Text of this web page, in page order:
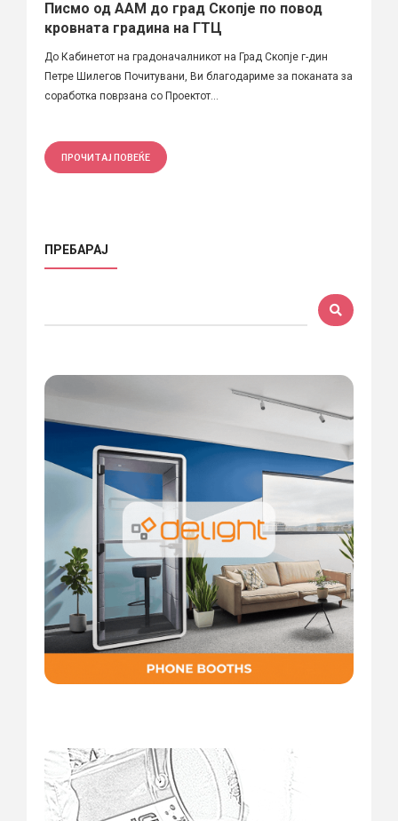
Писмо од ААМ до град Скопје по повод
кровната градина на ГТЦ
До Кабинетот на градоначалникот на Град Скопје г-дин
Петре Шилегов Почитувани, Ви благодариме за поканата за
соработка поврзана со Проектот...
ПРОЧИТАЈ ПОВЕЌЕ
ПРЕБАРАЈ